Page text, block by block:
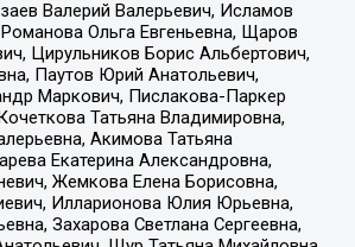
Валерий Валерьевич, Исламов
Ольга Евгеньевна, Щаров
Цирульников Борис Альбертович,
Паутов Юрий Анатольевич,
Маркович, Пислакова-Паркер
Татьяна Владимировна,
Акимова Татьяна
Екатерина Александровна,
Жемкова Елена Борисовна,
Илларионова Юлия Юрьевна,
Захарова Светлана Сергеевна,